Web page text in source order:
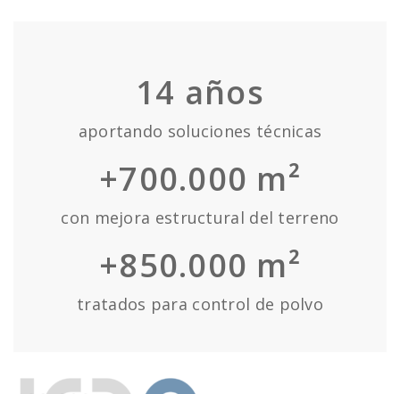
14 años
aportando soluciones técnicas
+700.000 m²
con mejora estructural del terreno
+850.000 m²
tratados para control de polvo